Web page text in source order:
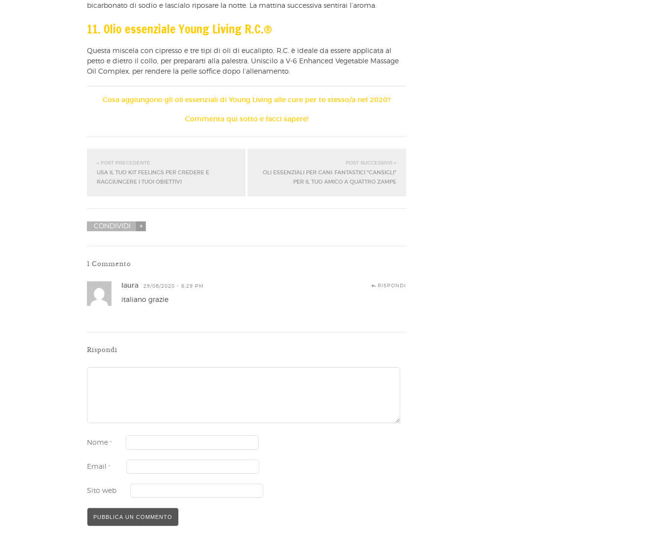
bicarbonato di sodio e lascialo riposare la notte. La mattina successiva sentirai l’aroma.
11. Olio essenziale Young Living R.C.®
Questa miscela con cipresso e tre tipi di oli di eucalipto, R.C. è ideale da essere applicata al
petto e dietro il collo, per prepararti alla palestra. Uniscilo a V-6 Enhanced Vegetable Massage
Oil Complex, per rendere la pelle soffice dopo l’allenamento.
Cosa aggiungono gli oli essenziali di Young Living alle cure per te stesso/a nel 2020?
Commenta qui sotto e facci sapere!
« POST PRECEDENTE
USA IL TUO KIT FEELINGS PER CREDERE E
RAGGIUNGERE I TUOI OBIETTIVI
POST SUCCESSIVO »
OLI ESSENZIALI PER CANI: FANTASTICI "CANSIGLI"
PER IL TUO AMICO A QUATTRO ZAMPE
CONDIVIDI
1 Commento
laura 29/06/2020 - 8:29 PM RISPONDI
italiano grazie
Rispondi
Nome *
Email *
Sito web